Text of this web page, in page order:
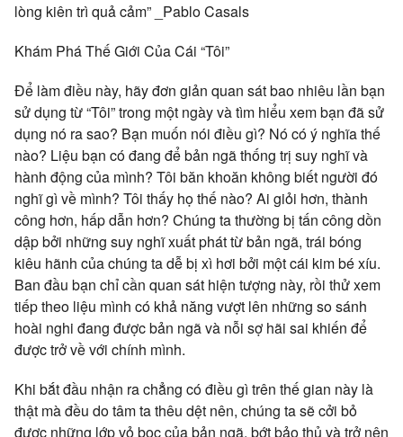
lòng kiên trì quả cảm” _Pablo Casals
Khám Phá Thế Giới Của Cái “Tôi”
Để làm điều này, hãy đơn giản quan sát bao nhiêu lần bạn
sử dụng từ “Tôi” trong một ngày và tìm hiểu xem bạn đã sử
dụng nó ra sao? Bạn muốn nói điều gì? Nó có ý nghĩa thế
nào? Liệu bạn có đang để bản ngã thống trị suy nghĩ và
hành động của mình? Tôi băn khoăn không biết người đó
nghĩ gì về mình? Tôi thấy họ thế nào? Ai giỏi hơn, thành
công hơn, hấp dẫn hơn? Chúng ta thường bị tấn công dồn
dập bởi những suy nghĩ xuất phát từ bản ngã, trái bóng
kiêu hãnh của chúng ta dễ bị xì hơi bởi một cái kim bé xíu.
Ban đầu bạn chỉ cần quan sát hiện tượng này, rồi thử xem
tiếp theo liệu mình có khả năng vượt lên những so sánh
hoài nghi đang được bản ngã và nỗi sợ hãi sai khiến để
được trở về với chính mình.
Khi bắt đầu nhận ra chẳng có điều gì trên thế gian này là
thật mà đều do tâm ta thêu dệt nên, chúng ta sẽ cởi bỏ
được những lớp vỏ bọc của bản ngã, bớt bảo thủ và trở nên